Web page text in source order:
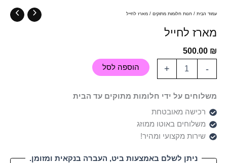
עמוד הבית / חנות חלומות מתוקים / מארז לחייל
מארז לחייל
500.00 ₪
-
+ הוספה לסל
משלוחים על ידי חלומות מתוקים עד הבית
רכישה מאובטחת
משלוחים באוטו ממוזג
שירות מקצועי ומהיר!
ניתן לשלם באמצעות ביט, העברה בנקאית ומזומן.